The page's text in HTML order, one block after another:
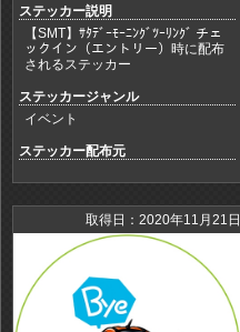
ステッカー説明
【SMT】ｻﾀﾃﾞｰﾓｰﾆﾝｸﾞﾂｰﾘﾝｸﾞ チェ
ックイン（エントリー）時に配布
されるステッカー
ステッカージャンル
イベント
ステッカー配布元
取得日：2020年11月21日